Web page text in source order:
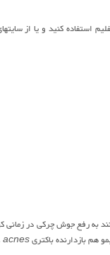
کنید و یا از
به رفع جوش چرکی در
هم بازدارنده باکتریacnes